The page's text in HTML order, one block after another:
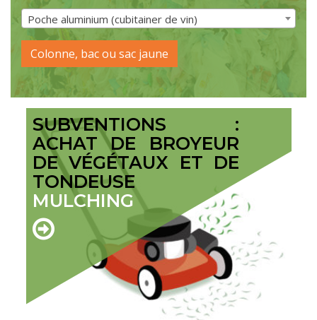
Poche aluminium (cubitainer de vin)
Colonne, bac ou sac jaune
SUBVENTIONS :
ACHAT DE BROYEUR
DE VÉGÉTAUX ET DE
TONDEUSE
MULCHING